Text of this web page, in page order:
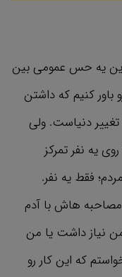
این یه حس عمومی بین
کنیم که داشتن
دنیاست. ولی
یه نفر تمرکز
فقط یه نفر.
هاش با آدم
نیاز داشت یا من
که این کار رو